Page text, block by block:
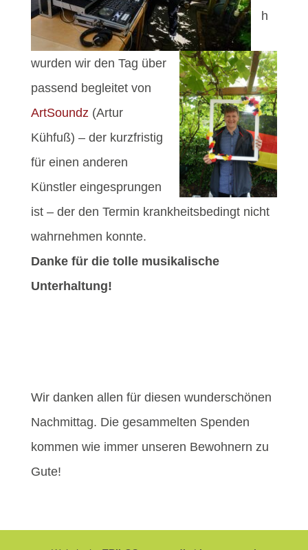
h
wurden wir den Tag über
passend begleitet von
ArtSoundz(Artur
Kühfuß) – der kurzfristig
für einen anderen
Künstler eingesprungen
ist – der den Termin krankheitsbedingt nicht
wahrnehmen konnte.
Danke für die tolle musikalische
Unterhaltung!
Wir danken allen für diesen wunderschönen
Nachmittag. Die gesammelten Spenden
kommen wie immer unseren Bewohnern zu
Gute!